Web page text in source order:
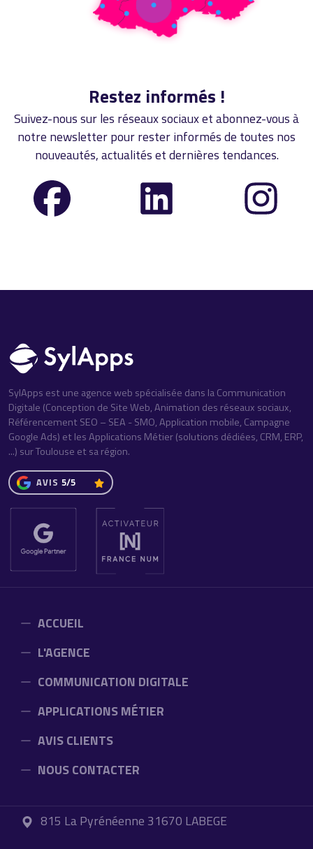
Restez informés !
Suivez-nous sur les réseaux sociaux et abonnez-vous à
notre newsletter pour rester informés de toutes nos
nouveautés, actualités et dernières tendances.
SylApps est une agence web spécialisée dans la Communication
Digitale (Conception de Site Web, Animation des réseaux sociaux,
Référencement SEO – SEA - SMO, Application mobile, Campagne
Google Ads) et les Applications Métier (solutions dédiées, CRM, ERP,
...) sur Toulouse et sa région.
AVIS 5/5
ACCUEIL
L'AGENCE
COMMUNICATION DIGITALE
APPLICATIONS MÉTIER
AVIS CLIENTS
NOUS CONTACTER
815 La Pyrénéenne 31670 LABEGE